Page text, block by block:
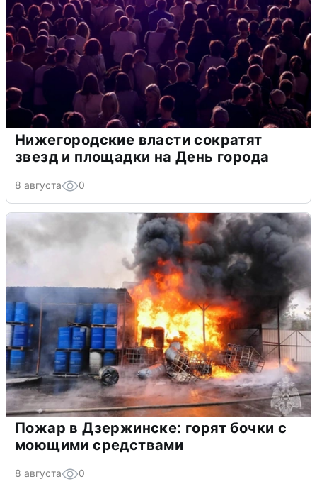
Нижегородские власти сократят
звезд и площадки на День города
8 августа 0
Пожар в Дзержинске: горят бочки с
моющими средствами
8 августа 0